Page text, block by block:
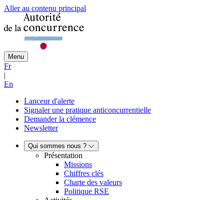
Aller au contenu principal
Menu
Fr
|
En
Lanceur d'alerte
Signaler une pratique anticoncurrentielle
Demander la clémence
Newsletter
Qui sommes nous ?
Présentation
Missions
Chiffres clés
Charte des valeurs
Politique RSE